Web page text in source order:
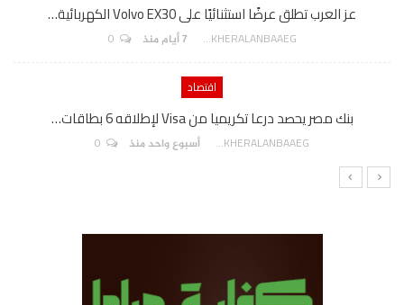
عز العرب تطلق عرضًا استثنائيًا على Volvo EX30 الكهربائية…
AKHERALANBAAEG 7 أيام منذ
اقتصاد
بنك مصر يحصد درعا تكريميا من Visa لإطلاقه 6 بطاقات…
AKHERALANBAAEG أسبوع واحد منذ